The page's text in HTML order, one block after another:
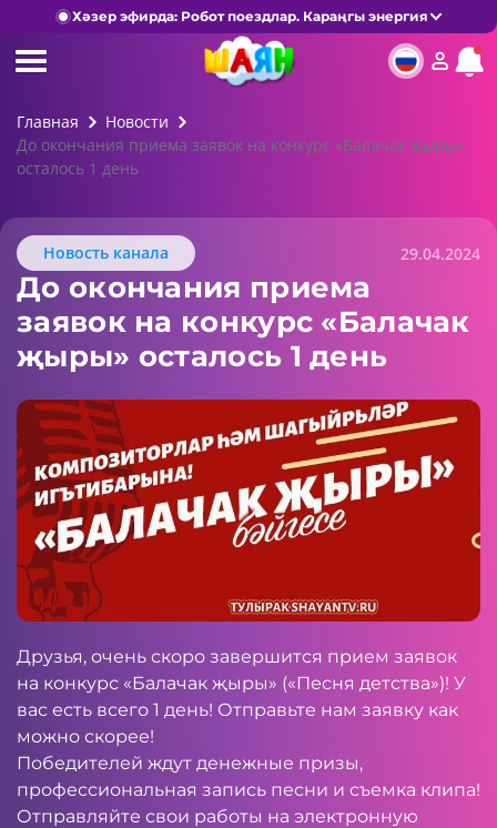
Хәзер эфирда: Робот поездлар. Караңгы энергия
Главная
Новости
До окончания приема заявок на конкурс «Балачак җыры»
осталось 1 день
Новость канала 29.04.2024
До окончания приема
заявок на конкурс «Балачак
җыры» осталось 1 день
Друзья, очень скоро завершится прием заявок
на конкурс «Балачак җыры» («Песня детства»)! У
вас есть всего 1 день! Отправьте нам заявку как
можно скорее!
Победителей ждут денежные призы,
профессиональная запись песни и съемка клипа!
Отправляйте свои работы на электронную